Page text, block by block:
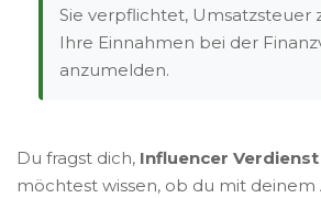
Sie verpflichtet, Umsatzsteuer
Ihre Einnahmen bei der
anzumelden.
Du fragst dich, Influencer
möchtest wissen, ob du mit